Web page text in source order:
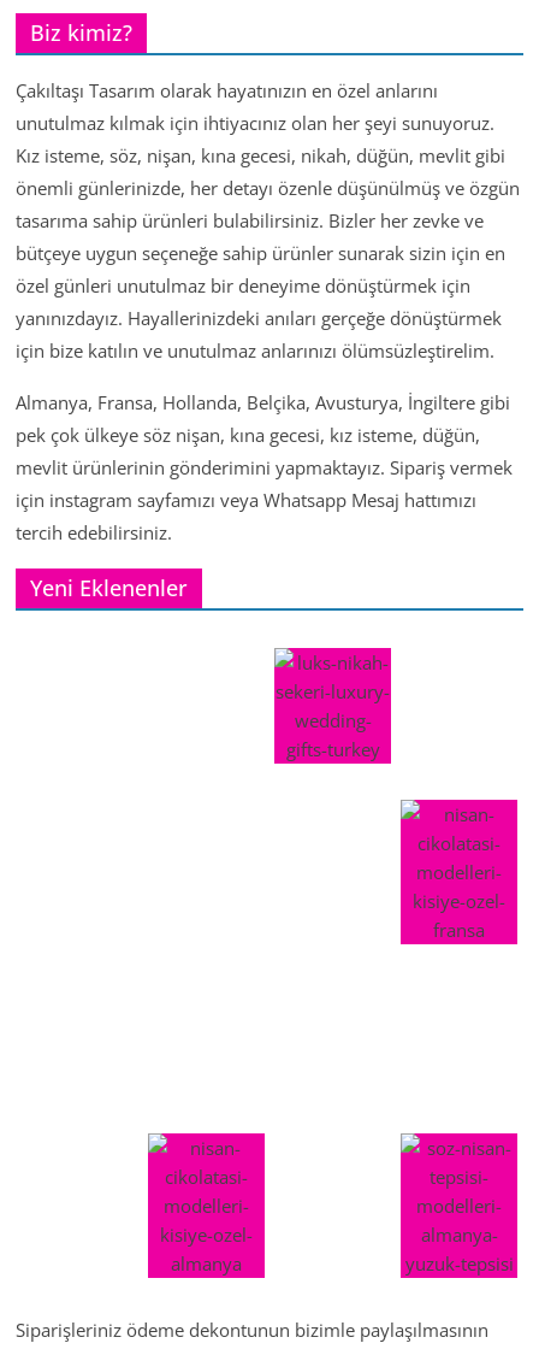
Biz kimiz?
Çakıltaşı Tasarım olarak hayatınızın en özel anlarını
unutulmaz kılmak için ihtiyacınız olan her şeyi sunuyoruz.
Kız isteme, söz, nişan, kına gecesi, nikah, düğün, mevlit gibi
önemli günlerinizde, her detayı özenle düşünülmüş ve özgün
tasarıma sahip ürünleri bulabilirsiniz. Bizler her zevke ve
bütçeye uygun seçeneğe sahip ürünler sunarak sizin için en
özel günleri unutulmaz bir deneyime dönüştürmek için
yanınızdayız. Hayallerinizdeki anıları gerçeğe dönüştürmek
için bize katılın ve unutulmaz anlarınızı ölümsüzleştirelim.
Almanya, Fransa, Hollanda, Belçika, Avusturya, İngiltere gibi
pek çok ülkeye söz nişan, kına gecesi, kız isteme, düğün,
mevlit ürünlerinin gönderimini yapmaktayız. Sipariş vermek
için instagram sayfamızı veya Whatsapp Mesaj hattımızı
tercih edebilirsiniz.
Yeni Eklenenler
Siparişleriniz ödeme dekontunun bizimle paylaşılmasının